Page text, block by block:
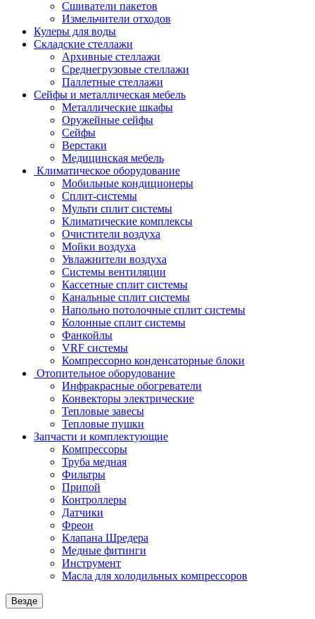
Сшиватели пакетов
Измельчители отходов
Кулеры для воды
Складские стеллажи
Архивные стеллажи
Среднегрузовые стеллажи
Паллетные стеллажи
Сейфы и металлическая мебель
Металлические шкафы
Оружейные сейфы
Сейфы
Верстаки
Медицинская мебель
Климатическое оборудование
Мобильные кондиционеры
Сплит-системы
Мульти сплит системы
Климатические комплексы
Очистители воздуха
Мойки воздуха
Увлажнители воздуха
Системы вентиляции
Кассетные сплит системы
Канальные сплит системы
Напольно потолочные сплит системы
Колонные сплит системы
Фанкойлы
VRF системы
Компрессорно конденсаторные блоки
Отопительное оборудование
Инфракрасные обогреватели
Конвекторы электрические
Тепловые завесы
Тепловые пушки
Запчасти и комплектующие
Компрессоры
Труба медная
Фильтры
Припой
Контроллеры
Датчики
Фреон
Клапана Шредера
Медные фитинги
Инструмент
Масла для холодильных компрессоров
Везде